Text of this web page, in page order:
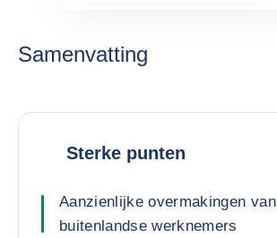
Samenvatting
Sterke punten
Aanzienlijke overmakingen van
buitenlandse werknemers